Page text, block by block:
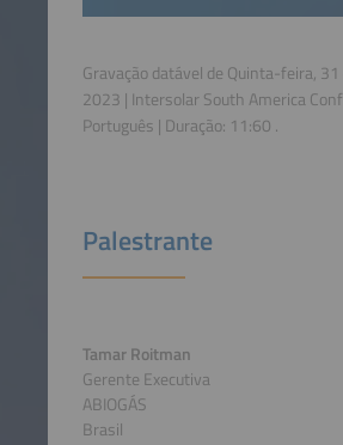
Gravação datável de Quinta-feira, 31
2023 | Intersolar South America
Português | Duração: 11:60 .
Palestrante
Tamar Roitman
Gerente Executiva
ABIOGÁS
Brasil